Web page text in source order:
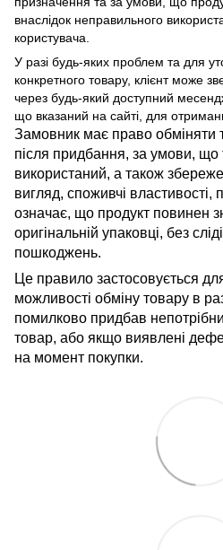
внаслідок неправильного
користувача.
У разі будь-яких проблем та для
конкретного товару, клієнт може
через будь-який доступний
що вказаний на сайті, для
Замовник має право обміняти
після придбання, за умови, що
використаний, а також
вигляд, споживчі властивості,
означає, що продукт повинен
оригінальній упаковці, без
пошкоджень.
Це правило застосовується
можливості обміну товару в
помилково придбав
товар, або якщо виявлені
на момент покупки.